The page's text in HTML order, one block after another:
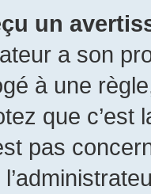
un
a son
à une
que c’est
pas